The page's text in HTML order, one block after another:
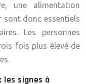
une alimentation
sont donc essentiels
Les personnes
fois plus élevé de
les signes à